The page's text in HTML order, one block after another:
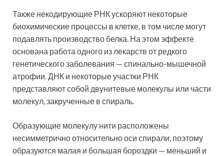
Также некодирующие РНК ускоряют некоторые
биохимические процессы в клетке, в том числе могут
подавлять производство белка. На этом эффекте
основана работа одного из лекарств от редкого
генетического заболевания — спинально-мышечной
атрофии. ДНК и некоторые участки РНК
представляют собой двунитевые молекулы или части
молекул, закрученные в спираль.
Образующие молекулу нити расположены
несимметрично относительно оси спирали, поэтому
образуются малая и большая бороздки — меньший и